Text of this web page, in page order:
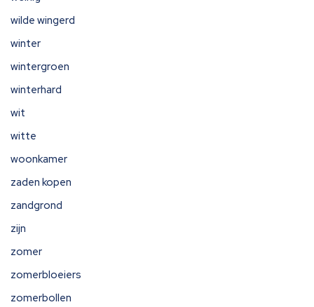
wilde wingerd
winter
wintergroen
winterhard
wit
witte
woonkamer
zaden kopen
zandgrond
zijn
zomer
zomerbloeiers
zomerbollen